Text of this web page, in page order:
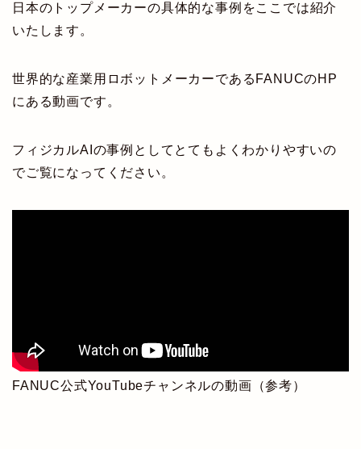
日本のトップメーカーの具体的な事例をここでは紹介
いたします。
世界的な産業用ロボットメーカーであるFANUCのHP
にある動画です。
フィジカルAIの事例としてとてもよくわかりやすいの
でご覧になってください。
FANUC公式YouTubeチャンネルの動画（参考）